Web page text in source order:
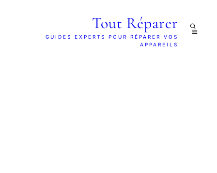
Tout Réparer
GUIDES EXPERTS POUR RÉPARER VOS
APPAREILS